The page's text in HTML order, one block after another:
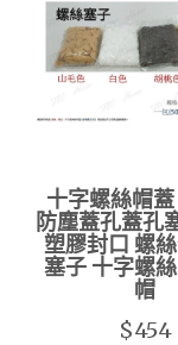
十字螺絲帽
防塵蓋孔蓋孔
塑膠封口 螺
塞子 十字螺
帽
$454